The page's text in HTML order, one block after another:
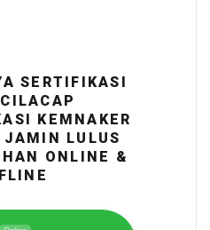
SERTIFIKASI
KEMNAKER
LULUS
ONLINE &